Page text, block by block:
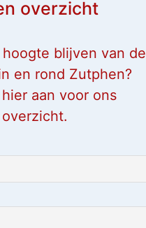
overzicht
blijven van de
en rond Zutphen?
aan voor ons